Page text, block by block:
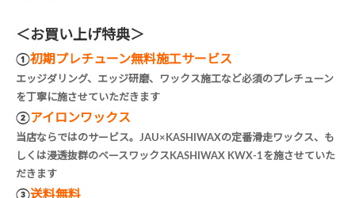
＜お買い上げ特典＞
①初期プレチューン無料施工サービス
エッジダリング、エッジ研磨、ワックス施工など必須のプレチューン
を丁寧に施させていただきます
②アイロンワックス
当店ならではのサービス。JAU×KASHIWAXの定番滑走ワックス、も
しくは浸透抜群のベースワックスKASHIWAX KWX-1を施させていた
だきます
③送料無料